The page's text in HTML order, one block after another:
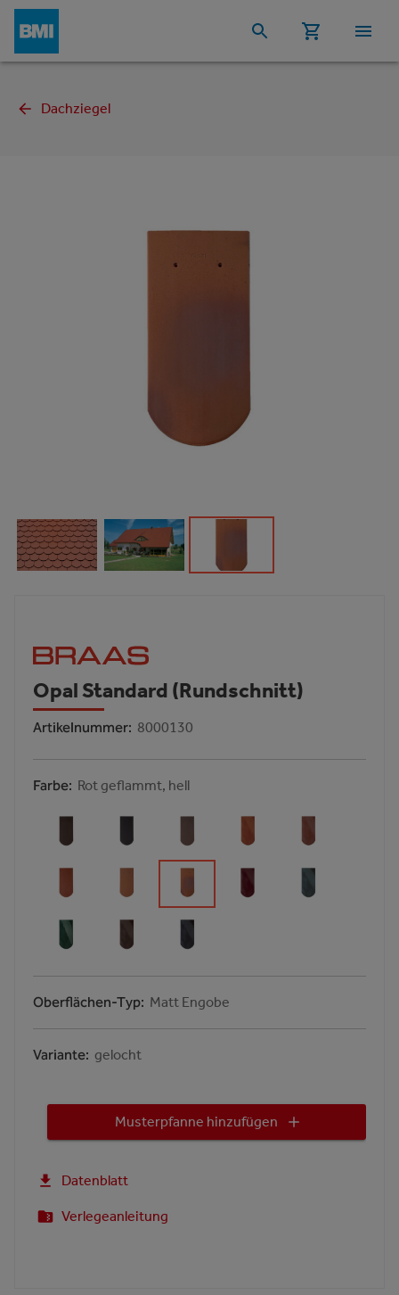
Dachziegel
Opal Standard (Rundschnitt)
Artikelnummer 8000130
Farbe Rot geflammt, hell
Oberflächen-Typ Matt Engobe
Variante gelocht
Musterpfanne hinzufügen
Datenblatt
Verlegeanleitung